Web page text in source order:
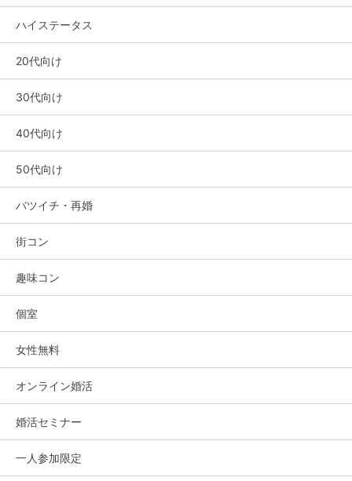
ハイステータス
20代向け
30代向け
40代向け
50代向け
バツイチ・再婚
街コン
趣味コン
個室
女性無料
オンライン婚活
婚活セミナー
一人参加限定